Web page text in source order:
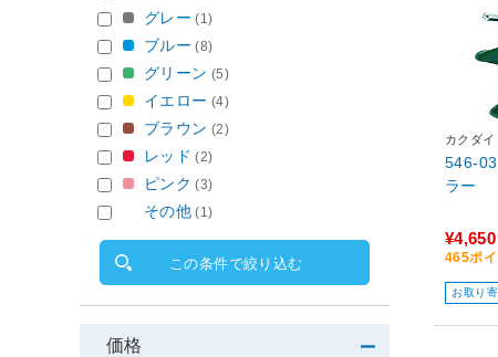
カクダイ
546-
ラー
¥4,650
465ポ
お取り
グレー (1)
ブルー (8)
グリーン (5)
イエロー (4)
ブラウン (2)
レッド (2)
ピンク (3)
その他 (1)
この条件で絞り込む
価格